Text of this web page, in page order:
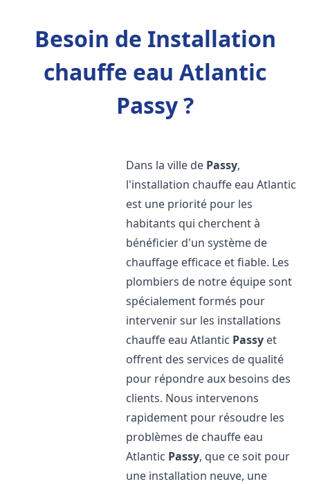
Besoin de Installation
chauffe eau Atlantic
Passy ?
Dans la ville de Passy,
l'installation chauffe eau Atlantic
est une priorité pour les
habitants qui cherchent à
bénéficier d'un système de
chauffage efficace et fiable. Les
plombiers de notre équipe sont
spécialement formés pour
intervenir sur les installations
chauffe eau Atlantic Passy et
offrent des services de qualité
pour répondre aux besoins des
clients. Nous intervenons
rapidement pour résoudre les
problèmes de chauffe eau
Atlantic Passy, que ce soit pour
une installation neuve, une